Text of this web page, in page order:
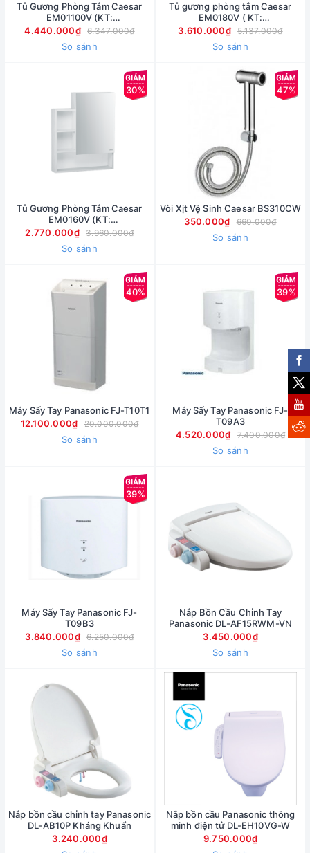
Tủ Gương Phòng Tắm Caesar
EM01100V (KT:
140x1000x750mm)
4.440.000₫ 6.347.000₫
So sánh
Tủ gương phòng tắm Caesar
EM0180V ( KT:
140x800x750mm)
3.610.000₫ 5.137.000₫
So sánh
30%
Tủ Gương Phòng Tắm Caesar
EM0160V (KT:
140x600x750mm)
2.770.000₫ 3.960.000₫
So sánh
47%
Vòi Xịt Vệ Sinh Caesar BS310CW
350.000₫
660.000₫
So sánh
40%
Máy Sấy Tay Panasonic FJ-T10T1
12.100.000₫
20.000.000₫
So sánh
39%
Máy Sấy Tay Panasonic FJ-
T09A3
4.520.000₫
7.400.000₫
So sánh
39%
Máy Sấy Tay Panasonic FJ-
T09B3
3.840.000₫
6.250.000₫
So sánh
Nắp Bồn Cầu Chỉnh Tay
Panasonic DL-AF15RWM-VN
3.450.000₫
So sánh
Nắp bồn cầu chỉnh tay Panasonic
DL-AB10P Kháng Khuẩn
3.240.000₫
Nắp bồn cầu Panasonic thông
minh điện tử DL-EH10VG-W
9.750.000₫